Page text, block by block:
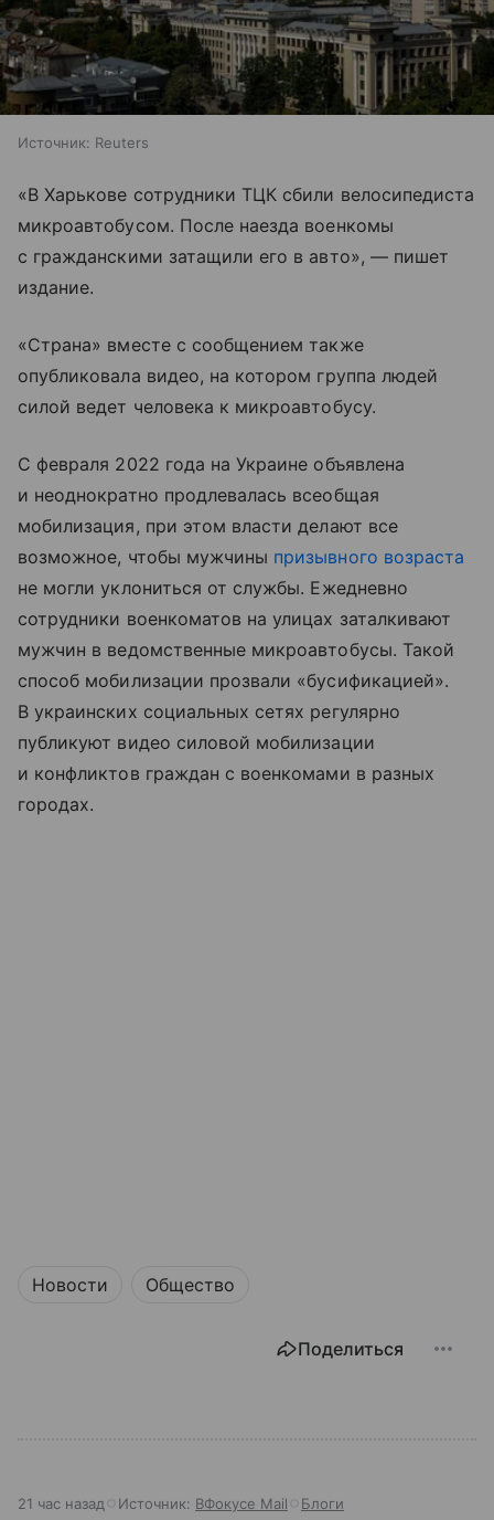
Источник: Reuters
«В Харькове сотрудники ТЦК сбили велосипедиста
микроавтобусом. После наезда военкомы
с гражданскими затащили его в авто», — пишет
издание.
«Страна» вместе с сообщением также
опубликовала видео, на котором группа людей
силой ведет человека к микроавтобусу.
С февраля 2022 года на Украине объявлена
и неоднократно продлевалась всеобщая
мобилизация, при этом власти делают все
возможное, чтобы мужчины призывного возраста
не могли уклониться от службы. Ежедневно
сотрудники военкоматов на улицах заталкивают
мужчин в ведомственные микроавтобусы. Такой
способ мобилизации прозвали «бусификацией».
В украинских социальных сетях регулярно
публикуют видео силовой мобилизации
и конфликтов граждан с военкомами в разных
городах.
Новости Общество
Поделиться
21 час назад Источник: ВФокусе Mail Блоги